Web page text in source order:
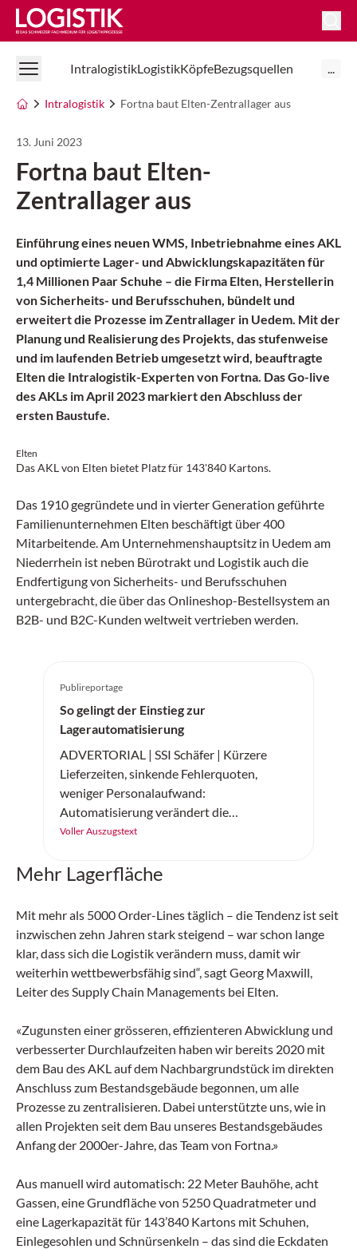
Logistik Online
IntralogistikLogistikKöpfeBezugsquellen ...
Intralogistik Fortna baut Elten-Zentrallager aus
13. Juni 2023
Fortna baut Elten-
Zentrallager aus
Einführung eines neuen WMS, Inbetriebnahme eines AKL
und optimierte Lager- und Abwicklungskapazitäten für
1,4 Millionen Paar Schuhe – die Firma Elten, Herstellerin
von Sicherheits- und Berufsschuhen, bündelt und
erweitert die Prozesse im Zentrallager in Uedem. Mit der
Planung und Realisierung des Projekts, das stufenweise
und im laufenden Betrieb umgesetzt wird, beauftragte
Elten die Intralogistik-Experten von Fortna. Das Go-live
des AKLs im April 2023 markiert den Abschluss der
ersten Baustufe.
Elten
Das AKL von Elten bietet Platz für 143'840 Kartons.
Das 1910 gegründete und in vierter Generation geführte
Familienunternehmen Elten beschäftigt über 400
Mitarbeitende. Am Unternehmenshauptsitz in Uedem am
Niederrhein ist neben Bürotrakt und Logistik auch die
Endfertigung von Sicherheits- und Berufsschuhen
untergebracht, die über das Onlineshop-Bestellsystem an
B2B- und B2C-Kunden weltweit vertrieben werden.
Publireportage
So gelingt der Einstieg zur
Lagerautomatisierung
ADVERTORIAL | SSI Schäfer | Kürzere
Lieferzeiten, sinkende Fehlerquoten,
weniger Personalaufwand:
Automatisierung verändert die
Intralogistik grundlegend. Doch wie gelingt
zeigt sich, dass eine schrittweise
Vorgehensweise, modulare Systeme und
die passende Software die entscheidenden
Erfolgsfaktoren sind. Dabei ist es wichtig,
dass die Lösungen skalierbar bleiben.
Voller Auszugstext
Mehr Lagerfläche
Mit mehr als 5000 Order-Lines täglich – die Tendenz ist seit
inzwischen zehn Jahren stark steigend – war schon lange
klar, dass sich die Logistik verändern muss, damit wir
weiterhin wettbewerbsfähig sind“, sagt Georg Maxwill,
Leiter des Supply Chain Managements bei Elten.
«Zugunsten einer grösseren, effizienteren Abwicklung und
verbesserter Durchlaufzeiten haben wir bereits 2020 mit
dem Bau des AKL auf dem Nachbargrundstück im direkten
Anschluss zum Bestandsgebäude begonnen, um alle
Prozesse zu zentralisieren. Dabei unterstützte uns, wie in
allen Projekten seit dem Bau unseres Bestandsgebäudes
Anfang der 2000er-Jahre, das Team von Fortna.»
Aus manuell wird automatisch: 22 Meter Bauhöhe, acht
Gassen, eine Grundfläche von 5250 Quadratmeter und
eine Lagerkapazität für 143’840 Kartons mit Schuhen,
Einlegesohlen und Schnürsenkeln – das sind die Eckdaten